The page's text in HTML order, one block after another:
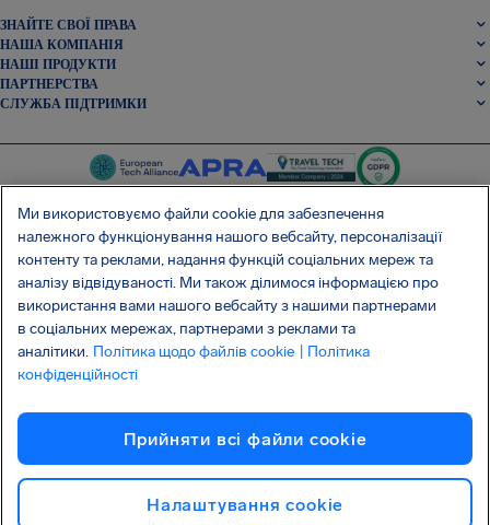
ЗНАЙТЕ СВОЇ ПРАВА
НАША КОМПАНІЯ
НАШІ ПРОДУКТИ
ПАРТНЕРСТВА
СЛУЖБА ПІДТРИМКИ
SocialFacebook
SocialTwitter
SocialInstagram
SocialLinkedin
ОТРИМАЙТЕ НАШ БЕЗКОШТОВНИЙ ДОДАТОК
Політика конфіденційності
Файли cookie
Атака на ланцюг постачання Shai-Hulud
Авторське право © 2026 AirHelp
Ми використовуємо файли cookie для забезпечення
належного функціонування нашого вебсайту, персоналізації
контенту та реклами, надання функцій соціальних мереж та
аналізу відвідуваності. Ми також ділимося інформацією про
використання вами нашого вебсайту з нашими партнерами
в соціальних мережах, партнерами з реклами та
аналітики. Політика щодо файлів cookie
| Політика
конфіденційності
Прийняти всі файли сookie
Налаштування cookie